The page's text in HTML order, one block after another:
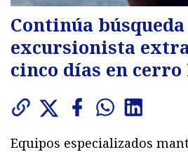
Continúa búsqueda
excursionista
cinco días en cerro
Equipos especializados